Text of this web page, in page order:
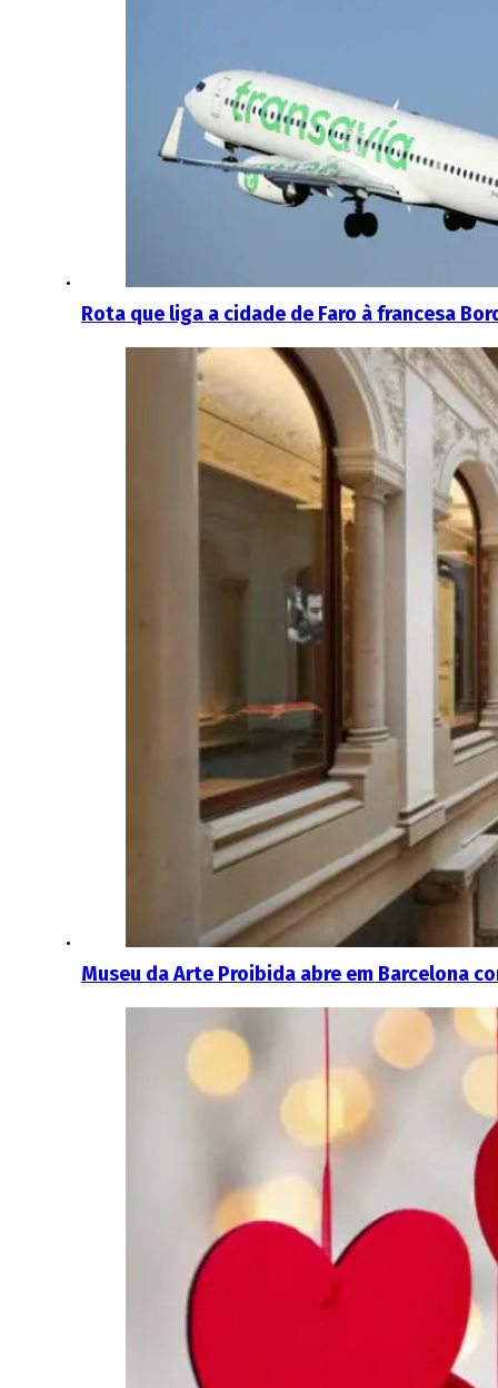
Rota que liga a cidade de Faro à francesa
Museu da Arte Proibida abre em Barcelona